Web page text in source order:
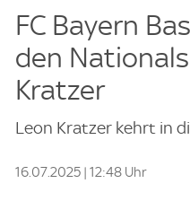
FC Bayern
den
Kratzer
Leon Kratzer kehrt in
16.07.2025 | 12:48 Uhr